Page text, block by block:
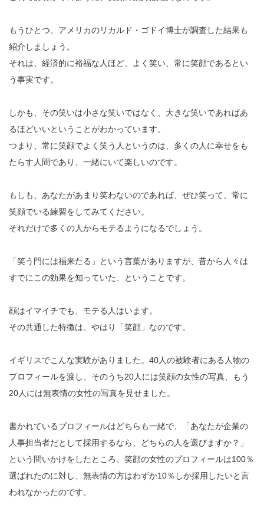
もうひとつ、アメリカのリカルド・ゴドイ博士が調査した結果も
紹介しましょう。
それは、経済的に裕福な人ほど、よく笑い、常に笑顔であるとい
う事実です。
しかも、その笑いは小さな笑いではなく、大きな笑いであればあ
るほどいいということがわかっています。
つまり、常に笑顔でよく笑う人というのは、多くの人に幸せをも
たらす人間であり、一緒にいて楽しいのです。
もしも、あなたがあまり笑わないのであれば、ぜひ笑って、常に
笑顔でいる練習をしてみてください。
それだけで多くの人からモテるようになるでしょう。
「笑う門には福来たる」という言葉がありますが、昔から人々は
すでにこの効果を知っていた、ということです。
顔はイマイチでも、モテる人はいます。
その共通した特徴は、やはり「笑顔」なのです。
イギリスでこんな実験がありました。40人の被験者にある人物の
プロフィールを渡し、そのうち20人には笑顔の女性の写真、もう
20人には無表情の女性の写真を見せました。
書かれているプロフィールはどちらも一緒で、「あなたが企業の
人事担当者だとして採用するなら、どちらの人を選びますか？」
という問いかけをしたところ、笑顔の女性のプロフィールは100％
選ばれたのに対し、無表情の方はわずか10％しか採用したいと言
われなかったのです。